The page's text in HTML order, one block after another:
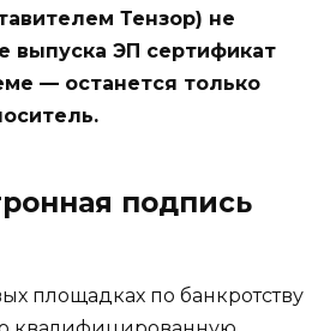
Тензор) не
выпуска ЭП сертификат
— останется только
подпись
площадках по банкротству